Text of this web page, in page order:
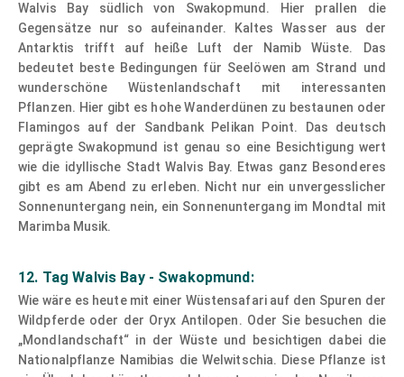
Walvis Bay südlich von Swakopmund. Hier prallen die
Gegensätze nur so aufeinander. Kaltes Wasser aus der
Antarktis trifft auf heiße Luft der Namib Wüste. Das
bedeutet beste Bedingungen für Seelöwen am Strand und
wunderschöne Wüstenlandschaft mit interessanten
Pflanzen. Hier gibt es hohe Wanderdünen zu bestaunen oder
Flamingos auf der Sandbank Pelikan Point. Das deutsch
geprägte Swakopmund ist genau so eine Besichtigung wert
wie die idyllische Stadt Walvis Bay. Etwas ganz Besonderes
gibt es am Abend zu erleben. Nicht nur ein unvergesslicher
Sonnenuntergang nein, ein Sonnenuntergang im Mondtal mit
Marimba Musik.
12. Tag Walvis Bay - Swakopmund:
Wie wäre es heute mit einer Wüstensafari auf den Spuren der
Wildpferde oder der Oryx Antilopen. Oder Sie besuchen die
„Mondlandschaft“ in der Wüste und besichtigen dabei die
Nationalpflanze Namibias die Welwitschia. Diese Pflanze ist